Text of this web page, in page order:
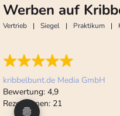
Werben auf
Vertrieb Siegel Praktikum
kribbelbunt.de Media GmbH
Bewertung: 4,9
Rezensionen: 21